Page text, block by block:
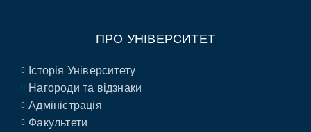
ПРО УНІВЕРСИТЕТ
Історія Університету
Нагороди та відзнаки
Адміністрація
Факультети